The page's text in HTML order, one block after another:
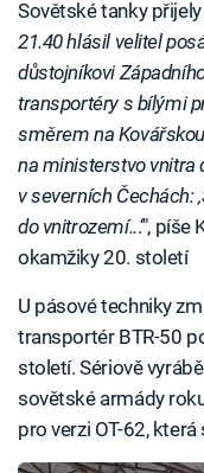
Sovětské tanky
21.40 hlásil velitel
důstojníkovi
transportéry s bílými
směrem na
na ministerstvo vnitra
v severních Čechách:
do vnitrozemí...‘",
okamžiky 20. století
U pásové techniky
transportér BTR-50
století. Sériově
sovětské armády
pro verzi OT-62,